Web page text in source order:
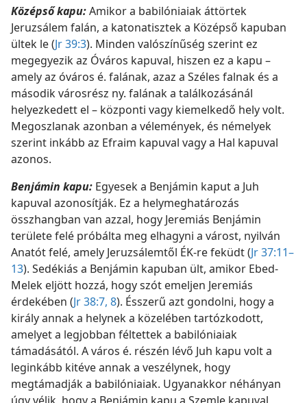
Középső kapu:Amikor a babilóniaiak áttörtek
Jeruzsálem falán, a katonatisztek a Középső kapuban
ültek le (Jr 39:3). Minden valószínűség szerint ez
megegyezik az Óváros kapuval, hiszen ez a kapu –
amely az óváros é. falának, azaz a Széles falnak és a
második városrész ny. falának a találkozásánál
helyezkedett el – központi vagy kiemelkedő hely volt.
Megoszlanak azonban a vélemények, és némelyek
szerint inkább az Efraim kapuval vagy a Hal kapuval
azonos.
Benjámin kapu: Egyesek a Benjámin kaput a Juh
kapuval azonosítják. Ez a helymeghatározás
összhangban van azzal, hogy Jeremiás Benjámin
területe felé próbálta meg elhagyni a várost, nyilván
Anatót felé, amely Jeruzsálemtől ÉK-re feküdt (Jr 37:11–
13). Sedékiás a Benjámin kapuban ült, amikor Ebed-
Melek eljött hozzá, hogy szót emeljen Jeremiás
érdekében (Jr 38:7, 8). Ésszerű azt gondolni, hogy a
király annak a helynek a közelében tartózkodott,
amelyet a legjobban féltettek a babilóniaiak
támadásától. A város é. részén lévő Juh kapu volt a
leginkább kitéve annak a veszélynek, hogy
megtámadják a babilóniaiak. Ugyanakkor néhányan